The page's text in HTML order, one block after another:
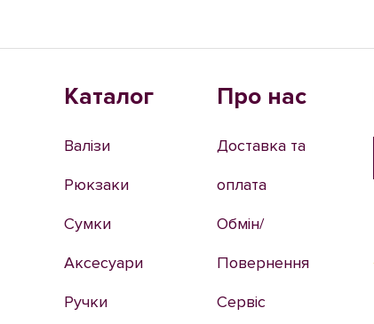
Каталог
Валізи
Рюкзаки
Сумки
Аксесуари
Ручки
Про нас
Доставка та
оплата
Обмін/
Повернення
Сервіс